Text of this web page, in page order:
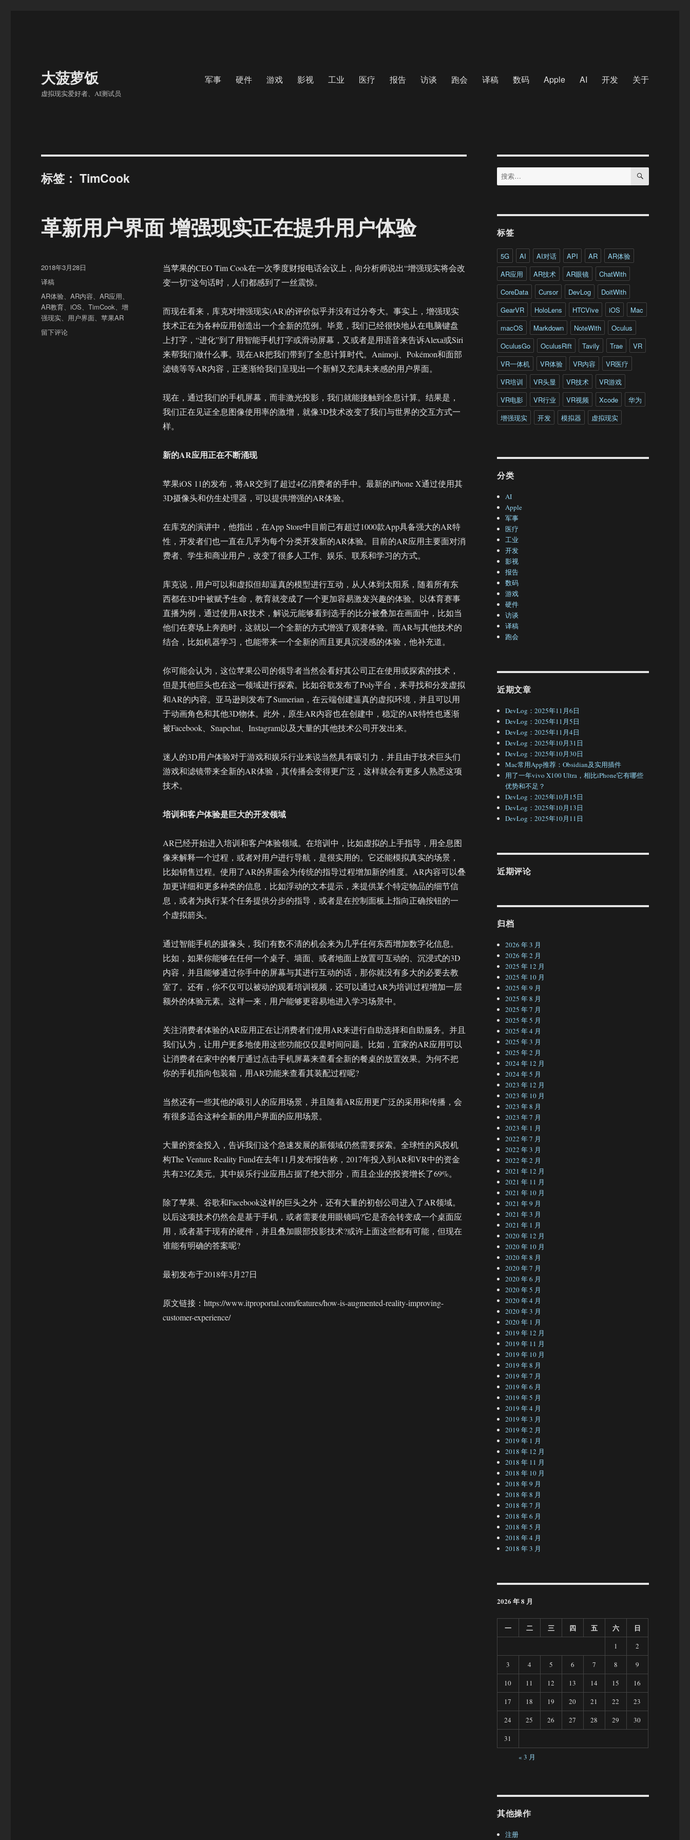
大菠萝饭
虚拟现实爱好者、AI测试员
军事 硬件 游戏 影视 工业 医疗 报告 访谈 跑会 译稿 数码 Apple AI 开发 关于
标签：TimCook
革新用户界面 增强现实正在提升用户体验
当苹果的CEO Tim Cook在一次季度财报电话会议上，向分析师说出“增强现实将会改
变一切”这句话时，人们都感到了一丝震惊。
而现在看来，库克对增强现实(AR)的评价似乎并没有过分夸大。事实上，增强现实
技术正在为各种应用创造出一个全新的范例。毕竟，我们已经很快地从在电脑键盘
上打字，“进化”到了用智能手机打字或滑动屏幕，又或者是用语音来告诉Alexa或Siri
来帮我们做什么事。现在AR把我们带到了全息计算时代。Animoji、Pokémon和面部
滤镜等等AR内容，正逐渐给我们呈现出一个新鲜又充满未来感的用户界面。
现在，通过我们的手机屏幕，而非激光投影，我们就能接触到全息计算。结果是，
我们正在见证全息图像使用率的激增，就像3D技术改变了我们与世界的交互方式一
样。
新的AR应用正在不断涌现
苹果iOS 11的发布，将AR交到了超过4亿消费者的手中。最新的iPhone X通过使用其
3D摄像头和仿生处理器，可以提供增强的AR体验。
在库克的演讲中，他指出，在App Store中目前已有超过1000款App具备强大的AR特
性，开发者们也一直在几乎为每个分类开发新的AR体验。目前的AR应用主要面对消
费者、学生和商业用户，改变了很多人工作、娱乐、联系和学习的方式。
库克说，用户可以和虚拟但却逼真的模型进行互动，从人体到太阳系，随着所有东
西都在3D中被赋予生命，教育就变成了一个更加容易激发兴趣的体验。以体育赛事
直播为例，通过使用AR技术，解说元能够看到选手的比分被叠加在画面中，比如当
他们在赛场上奔跑时，这就以一个全新的方式增强了观赛体验。而AR与其他技术的
结合，比如机器学习，也能带来一个全新的而且更具沉浸感的体验，他补充道。
你可能会认为，这位苹果公司的领导者当然会看好其公司正在使用或探索的技术，
但是其他巨头也在这一领域进行探索。比如谷歌发布了Poly平台，来寻找和分发虚拟
和AR的内容。亚马逊则发布了Sumerian，在云端创建逼真的虚拟环境，并且可以用
于动画角色和其他3D物体。此外，原生AR内容也在创建中，稳定的AR特性也逐渐
被Facebook、Snapchat、Instagram以及大量的其他技术公司开发出来。
迷人的3D用户体验对于游戏和娱乐行业来说当然具有吸引力，并且由于技术巨头们
游戏和滤镜带来全新的AR体验，其传播会变得更广泛，这样就会有更多人熟悉这项
技术。
培训和客户体验是巨大的开发领域
AR已经开始进入培训和客户体验领域。在培训中，比如虚拟的上手指导，用全息图
像来解释一个过程，或者对用户进行导航，是很实用的。它还能模拟真实的场景，
比如销售过程。使用了AR的界面会为传统的指导过程增加新的维度。AR内容可以叠
加更详细和更多种类的信息，比如浮动的文本提示，来提供某个特定物品的细节信
息，或者为执行某个任务提供分步的指导，或者是在控制面板上指向正确按钮的一
个虚拟箭头。
通过智能手机的摄像头，我们有数不清的机会来为几乎任何东西增加数字化信息。
比如，如果你能够在任何一个桌子、墙面、或者地面上放置可互动的、沉浸式的3D
内容，并且能够通过你手中的屏幕与其进行互动的话，那你就没有多大的必要去教
室了。还有，你不仅可以被动的观看培训视频，还可以通过AR为培训过程增加一层
额外的体验元素。这样一来，用户能够更容易地进入学习场景中。
关注消费者体验的AR应用正在让消费者们使用AR来进行自助选择和自助服务。并且
我们认为，让用户更多地使用这些功能仅仅是时间问题。比如，宜家的AR应用可以
让消费者在家中的餐厅通过点击手机屏幕来查看全新的餐桌的放置效果。为何不把
你的手机指向包装箱，用AR功能来查看其装配过程呢?
当然还有一些其他的吸引人的应用场景，并且随着AR应用更广泛的采用和传播，会
有很多适合这种全新的用户界面的应用场景。
大量的资金投入，告诉我们这个急速发展的新领域仍然需要探索。全球性的风投机
构The Venture Reality Fund在去年11月发布报告称，2017年投入到AR和VR中的资金
共有23亿美元。其中娱乐行业应用占据了绝大部分，而且企业的投资增长了69%。
除了苹果、谷歌和Facebook这样的巨头之外，还有大量的初创公司进入了AR领域。
以后这项技术仍然会是基于手机，或者需要使用眼镜吗?它是否会转变成一个桌面应
用，或者基于现有的硬件，并且叠加眼部投影技术?或许上面这些都有可能，但现在
谁能有明确的答案呢?
最初发布于2018年3月27日
原文链接：https://www.itproportal.com/features/how-is-augmented-reality-improving-
customer-experience/
发
布
于
2018年3月28日
分
类
译稿
标
签
AR体验、AR内容、AR应用、
AR教育、iOS、TimCook、增
强现实、 用户界面、苹果AR
于
留下评论
搜
索：
搜
标签
5G AI AI对话 API AR
AR体验
AR应用
AR技术 AR眼镜
ChatWith
CoreData
Cursor DevLog
DoitWith
GearVR
HoloLens HTCVive iOS
Mac
macOS
Markdown NoteWith
Oculus
OculusGo
OculusRift Tavily Trae
VR
VR一体机
VR体验 VR内容
VR医疗
VR培训
VR头显 VR技术
VR游戏
VR电影
VR行业 VR视频 Xcode
华为
增强现实
开发 模拟器 虚拟现实
分类
AI
Apple
军事
医疗
工业
开发
影视
报告
数码
游戏
硬件
访谈
译稿
跑会
近期文章
DevLog：2025年11月6日
DevLog：2025年11月5日
DevLog：2025年11月4日
DevLog：2025年10月31日
DevLog：2025年10月30日
Mac常用App推荐：Obsidian及实用插件
用了一年vivo X100 Ultra，相比iPhone它有哪些
优势和不足？
DevLog：2025年10月15日
DevLog：2025年10月13日
DevLog：2025年10月11日
近期评论
归档
2026 年 3 月
2026 年 2 月
2025 年 12 月
2025 年 10 月
2025 年 9 月
2025 年 8 月
2025 年 7 月
2025 年 5 月
2025 年 4 月
2025 年 3 月
2025 年 2 月
2024 年 12 月
2024 年 5 月
2023 年 12 月
2023 年 10 月
2023 年 8 月
2023 年 7 月
2023 年 1 月
2022 年 7 月
2022 年 3 月
2022 年 2 月
2021 年 12 月
2021 年 11 月
2021 年 10 月
2021 年 9 月
2021 年 3 月
2021 年 1 月
2020 年 12 月
2020 年 10 月
2020 年 8 月
2020 年 7 月
2020 年 6 月
2020 年 5 月
2020 年 4 月
2020 年 3 月
2020 年 1 月
2019 年 12 月
2019 年 11 月
2019 年 10 月
2019 年 8 月
2019 年 7 月
2019 年 6 月
2019 年 5 月
2019 年 4 月
2019 年 3 月
2019 年 2 月
2019 年 1 月
2018 年 12 月
2018 年 11 月
2018 年 10 月
2018 年 9 月
2018 年 8 月
2018 年 7 月
2018 年 6 月
2018 年 5 月
2018 年 4 月
2018 年 3 月
2026 年 8 月
一 二 三 四 五 六 日
1
2
3
4 5 6 7 8
9
10
11 12 13 14 15
16
17
18 19 20 21 22
23
24
25 26 27 28 29
30
31
« 3 月
其他操作
注册